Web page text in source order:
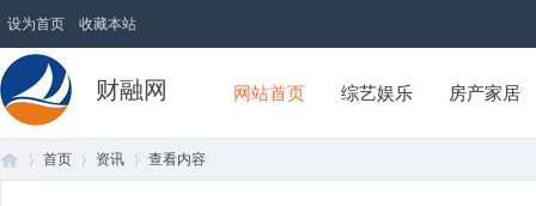
设为首页 收藏本站
财融网 网站首页 综艺娱乐 房产家居
首页 资讯 查看内容